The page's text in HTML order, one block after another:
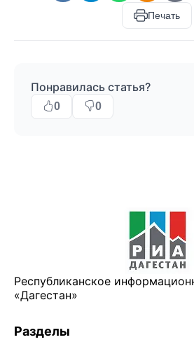
Печать
Понравилась статья?
0 0
Республиканское
«Дагестан»
Разделы